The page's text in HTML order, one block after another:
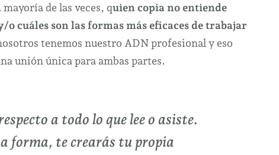
de las veces, quien copia no entiende
cuáles son las formas más eficaces de trabajar
tenemos nuestro ADN profesional y eso
unión única para ambas partes.
a todo lo que lee o asiste.
forma, te crearás tu propia